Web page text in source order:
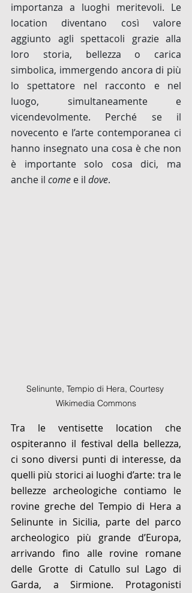
importanza a luoghi meritevoli. Le
location diventano così valore
aggiunto agli spettacoli grazie alla
loro storia, bellezza o carica
simbolica, immergendo ancora di più
lo spettatore nel racconto e nel
luogo, simultaneamente e
vicendevolmente. Perché se il
novecento e l’arte contemporanea ci
hanno insegnato una cosa è che non
è importante solo cosa dici, ma
anche il come e il dove.
Selinunte, Tempio di Hera, Courtesy
Wikimedia Commons
Tra le ventisette location che
ospiteranno il festival della bellezza,
ci sono diversi punti di interesse, da
quelli più storici ai luoghi d’arte: tra le
bellezze archeologiche contiamo le
rovine greche del Tempio di Hera a
Selinunte in Sicilia, parte del parco
archeologico più grande d’Europa,
arrivando fino alle rovine romane
delle Grotte di Catullo sul Lago di
Garda, a Sirmione. Protagonisti